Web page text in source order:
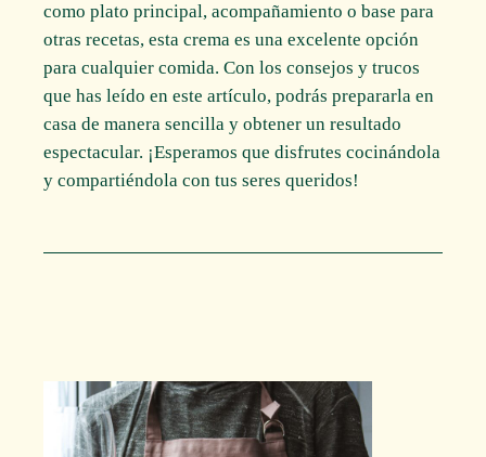
como plato principal, acompañamiento o base para
otras recetas, esta crema es una excelente opción
para cualquier comida. Con los consejos y trucos
que has leído en este artículo, podrás prepararla en
casa de manera sencilla y obtener un resultado
espectacular. ¡Esperamos que disfrutes cocinándola
y compartiéndola con tus seres queridos!